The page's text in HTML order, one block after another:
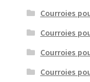
Courroies
Courroies
Courroies
Courroies